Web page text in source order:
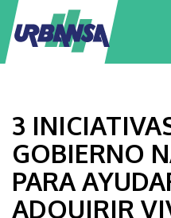
3
GOBIERNO
PARA
ADQUIRIR